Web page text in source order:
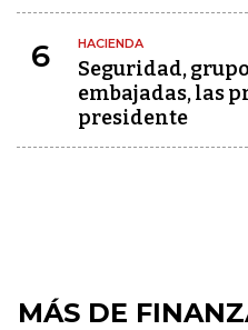
6 HACIENDA
Seguridad,
embajadas, las
presidente
MÁS DE